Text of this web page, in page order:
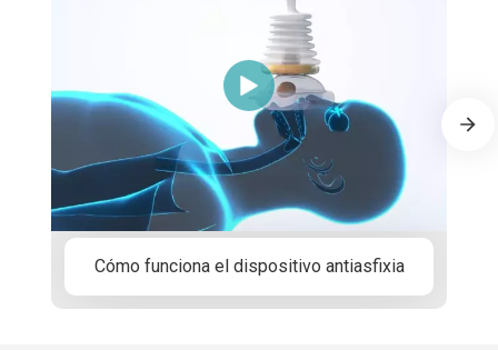
Cómo funciona el dispositivo antiasfixia